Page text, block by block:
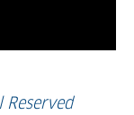
Reserved